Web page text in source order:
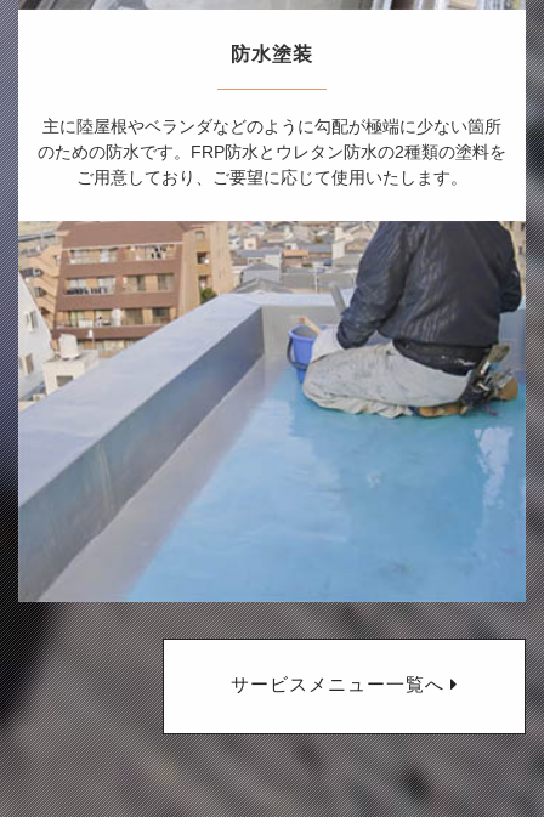
防水塗装
主に陸屋根やベランダなどのように勾配が極端に少ない箇所
のための防水です。FRP防水とウレタン防水の2種類の塗料を
ご用意しており、ご要望に応じて使用いたします。
サービスメニュー一覧へ